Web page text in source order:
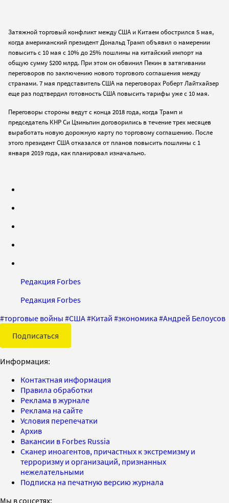
Затяжной торговый конфликт между США и Китаем обострился 5 мая,
когда американский президент Дональд Трамп объявил о намерении
повысить с 10 мая с 10% до 25% пошлины на китайский импорт на
общую сумму $200 млрд. При этом он обвинил Пекин в затягивании
переговоров по заключению нового торгового соглашения между
странами. 7 мая представитель США на переговорах Роберт Лайтхайзер
еще раз подтвердил готовность США повысить тарифы уже с 10 мая.
Переговоры стороны ведут с конца 2018 года, когда Трамп и
председатель КНР Си Цзиньпин договорились в течение трех месяцев
выработать новую дорожную карту по торговому соглашению. После
этого президент США отказался от планов повысить пошлины с 1
января 2019 года, как планировал изначально.
Редакция Forbes
Редакция Forbes
#торговые войны #США#Китай #экономика #Андрей Белоусов
Подписаться
Информация:
Контактная информация
Правила обработки
Реклама в журнале
Реклама на сайте
Условия перепечатки
Архив
Вакансии в Forbes Russia
Сканер иноагентов, причастных к экстремизму и
терроризму и организаций, признанных
нежелательными
Подписка на печатную версию журнала
Мы в соцсетях: